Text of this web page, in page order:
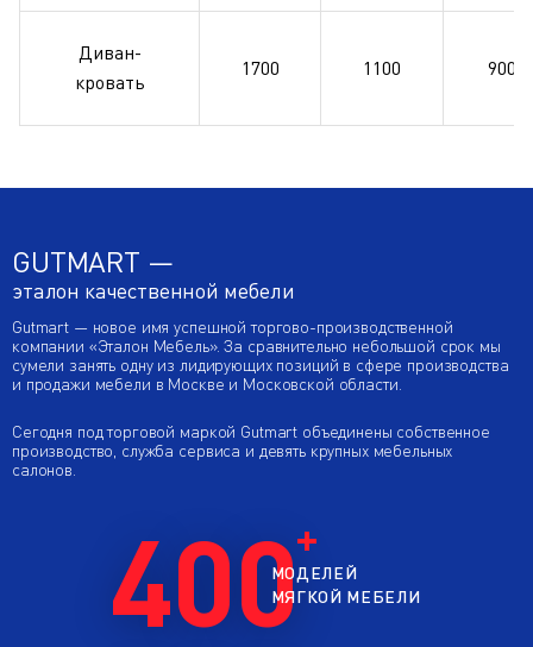
Диван-
кровать
1700 1100 900
GUTMART —
эталон качественной мебели
Gutmart — новое имя успешной торгово-производственной
компании «Эталон Мебель». За сравнительно небольшой срок мы
сумели занять одну из лидирующих позиций в сфере производства
и продажи мебели в Москве и Московской области.
Сегодня под торговой маркой Gutmart объединены собственное
производство, служба сервиса и девять крупных мебельных
салонов.
400МОДЕЛЕЙ
МЯГКОЙ МЕБЕЛИ